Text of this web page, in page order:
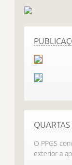
QUARTAS
O PPGS
exterior a